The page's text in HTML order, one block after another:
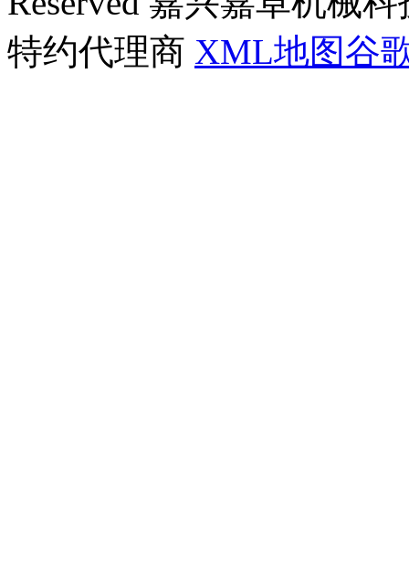
特约代理商 XML地图谷